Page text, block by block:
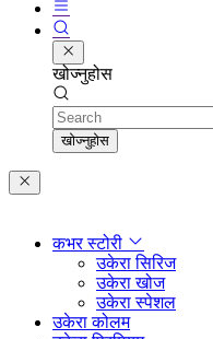
खोज्नुहोस
Search
खोज्नुहोस
कभर स्टोरी
उकेरा सिरिज
उकेरा खोज
उकेरा स्पेशल
उकेरा कोलम